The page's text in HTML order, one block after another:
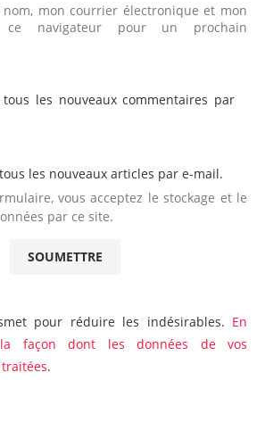
nom, mon courrier électronique et mon
navigateur pour un prochain
tous les nouveaux commentaires par
les nouveaux articles par e-mail.
vous acceptez le stockage et le
par ce site.
pour réduire les indésirables. En
façon dont les données de vos
.